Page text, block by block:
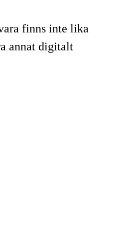
finns inte lika
annat digitalt